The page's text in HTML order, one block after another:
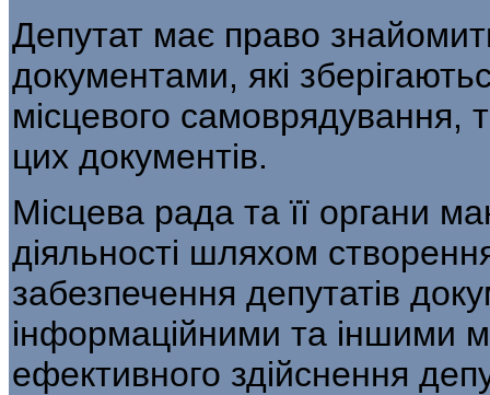
Депутат має право
документами, які
місцевого самоврядування,
цих документів.
Місцева рада та її органи
діяльності шляхом
забезпечення депутатів
інформаційними та іншими
ефективного здійснення